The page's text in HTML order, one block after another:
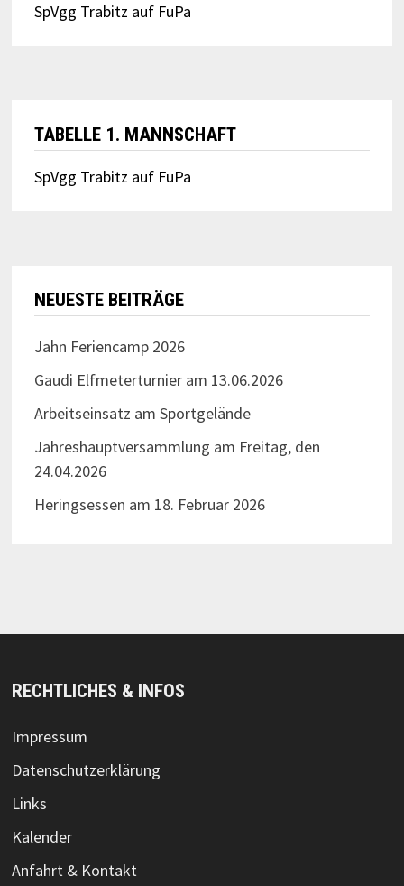
SpVgg Trabitz auf FuPa
TABELLE 1. MANNSCHAFT
SpVgg Trabitz auf FuPa
NEUESTE BEITRÄGE
Jahn Feriencamp 2026
Gaudi Elfmeterturnier am 13.06.2026
Arbeitseinsatz am Sportgelände
Jahreshauptversammlung am Freitag, den
24.04.2026
Heringsessen am 18. Februar 2026
RECHTLICHES & INFOS
Impressum
Datenschutzerklärung
Links
Kalender
Anfahrt & Kontakt